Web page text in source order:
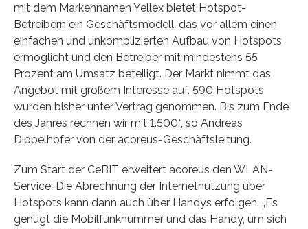
mit dem Markennamen Yellex bietet Hotspot-
Betreibern ein Geschäftsmodell, das vor allem einen
einfachen und unkomplizierten Aufbau von Hotspots
ermöglicht und den Betreiber mit mindestens 55
Prozent am Umsatz beteiligt. Der Markt nimmt das
Angebot mit großem Interesse auf. 590 Hotspots
wurden bisher unter Vertrag genommen. Bis zum Ende
des Jahres rechnen wir mit 1.500.“, so Andreas
Dippelhofer von der acoreus-Geschäftsleitung.
Zum Start der CeBIT erweitert acoreus den WLAN-
Service: Die Abrechnung der Internetnutzung über
Hotspots kann dann auch über Handys erfolgen. „Es
genügt die Mobilfunknummer und das Handy, um sich